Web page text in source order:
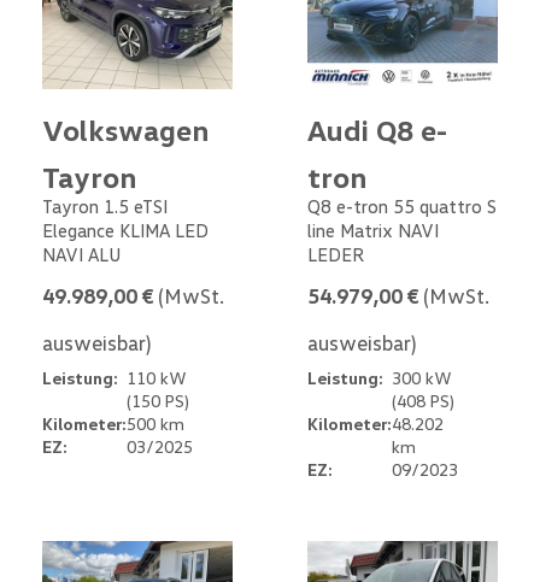
Volkswagen
Tayron
Tayron 1.5 eTSI
Elegance KLIMA LED
NAVI ALU
49.989,00 € (MwSt.
ausweisbar)
Leistung: 110 kW
(150 PS)
Kilometer:500 km
EZ:
03/2025
Audi Q8 e-
tron
Q8 e-tron 55 quattro S
line Matrix NAVI
LEDER
54.979,00 € (MwSt.
ausweisbar)
Leistung: 300 kW
(408 PS)
Kilometer:48.202
km
EZ:
09/2023